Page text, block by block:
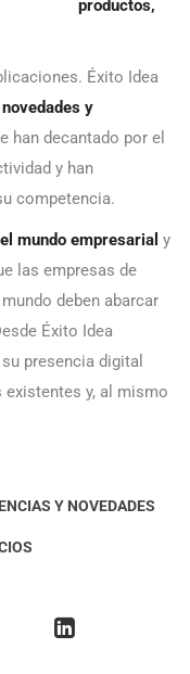
productos,
Éxito Idea
y
han decantado por el
y han
competencia.
mundo empresarial y
las empresas de
deben abarcar
Éxito Idea
presencia digital
y, al mismo
Y NOVEDADES